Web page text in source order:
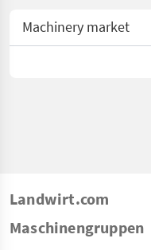
Machinery market
Landwirt.com
Maschinengruppen